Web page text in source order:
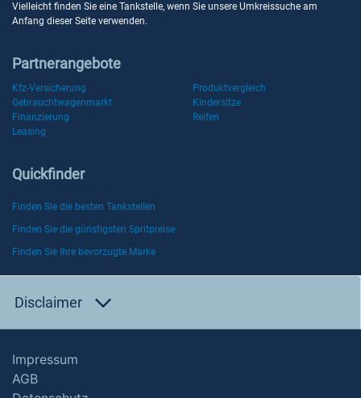
Vielleicht finden Sie eine Tankstelle, wenn Sie unsere Umkreissuche am
Anfang dieser Seite verwenden.
Partnerangebote
Kfz-Versicherung
Produktvergleich
Gebrauchtwagenmarkt
Kindersitze
Finanzierung
Reifen
Leasing
Quickfinder
Finden Sie die besten Tankstellen
Finden Sie die günstigsten Spritpreise
Finden Sie Ihre bevorzugte Marke
Disclaimer
Impressum
AGB